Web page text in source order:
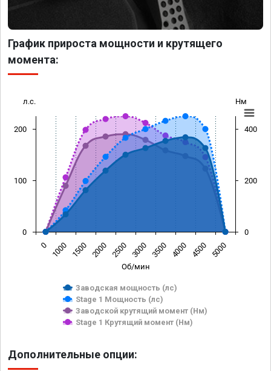
График прироста мощности и крутящего
момента:
Об/мин
л.с. Нм
Заводская мощность (лс)
Stage 1 Мощность (лс)
Заводской крутящий момент (Нм)
Stage 1 Крутящий момент (Нм)
0 1000 1500 2000 2500 3000 3500 4000 4500 5000
0
100
200
0
200
400
Дополнительные опции: